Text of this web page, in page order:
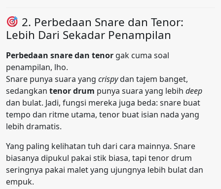
2. Perbedaan Snare dan Tenor:
Lebih Dari Sekadar Penampilan
Perbedaan snare dan tenor gak cuma soal
penampilan, lho.
Snare punya suara yang crispydan tajem banget,
sedangkan tenor drum punya suara yang lebih deep
dan bulat. Jadi, fungsi mereka juga beda: snare buat
tempo dan ritme utama, tenor buat isian nada yang
lebih dramatis.
Yang paling kelihatan tuh dari cara mainnya. Snare
biasanya dipukul pakai stik biasa, tapi tenor drum
seringnya pakai malet yang ujungnya lebih bulat dan
empuk.